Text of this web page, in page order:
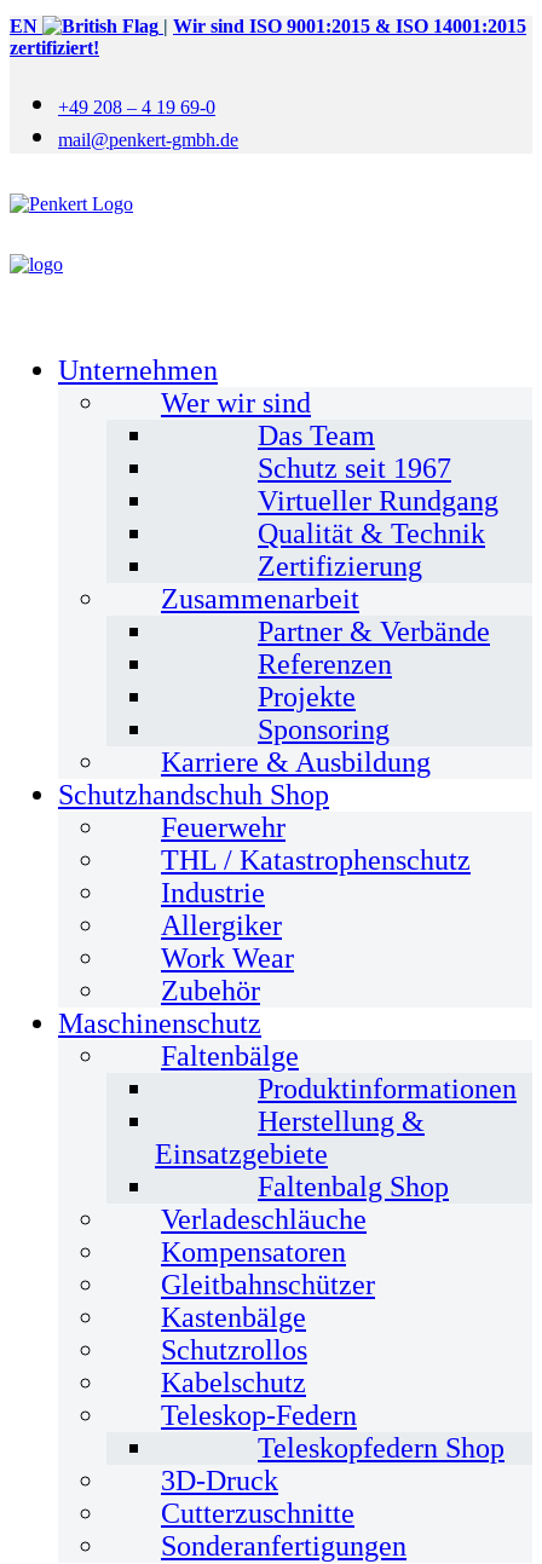
EN | Wir sind ISO 9001:2015 & ISO 14001:2015
zertifiziert!
+49 208 – 4 19 69-0
mail@penkert-gmbh.de
Unternehmen
Wer wir sind
Das Team
Schutz seit 1967
Virtueller Rundgang
Qualität & Technik
Zertifizierung
Zusammenarbeit
Partner & Verbände
Referenzen
Projekte
Sponsoring
Karriere & Ausbildung
Schutzhandschuh Shop
Feuerwehr
THL / Katastrophenschutz
Industrie
Allergiker
Work Wear
Zubehör
Maschinenschutz
Faltenbälge
Produktinformationen
Herstellung &
Einsatzgebiete
Faltenbalg Shop
Verladeschläuche
Kompensatoren
Gleitbahnschützer
Kastenbälge
Schutzrollos
Kabelschutz
Teleskop-Federn
Teleskopfedern Shop
3D-Druck
Cutterzuschnitte
Sonderanfertigungen